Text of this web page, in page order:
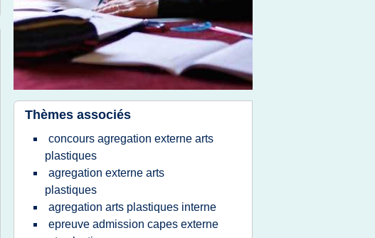
Thèmes associés
concours agregation externe arts
plastiques
agregation externe arts
plastiques
agregation arts plastiques interne
epreuve admission capes externe